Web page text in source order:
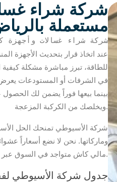
شركة شراء
مستعملة بالرياض كاش
شركة شراء غسالات وأجهزة
عند اتخاذ قرار بتحديث الأجهزة
للطاقة، تبرز مباشرة مشكلة كيفية
في الشرفات أو المستودعات يعرض
بينما بيعها فوراً يضمن لك
ويخلصك من الكركبة المزعجة.
شركة الأسيوطي تمنحك الحل
وماركاتها. نحن لا نضع أسعاراً
مالي كاش متواجد في السوق عبر.
جدول شركة الأسيوطي